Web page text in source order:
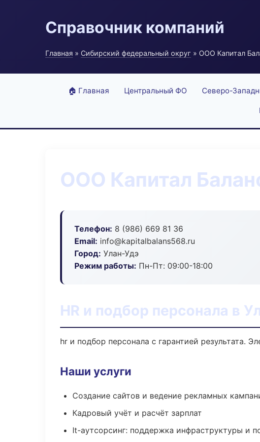
Справочник компаний
Главная » Сибирский федеральный округ » ООО Капитал
🏠 Главная Центральный ФО Северо-
ООО Капитал
Телефон: 8 (986) 669 81 36
Email: info@kapitalbalans568.ru
Город: Улан-Удэ
Режим работы: Пн-Пт: 09:00-18:00
HR и подбор персонала в
hr и подбор персонала с гарантией результата.
Наши услуги
Создание сайтов и ведение рекламных
Кадровый учёт и расчёт зарплат
It-аутсорсинг: поддержка инфраструктуры и